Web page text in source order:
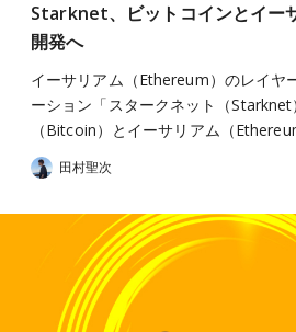
Starknet、ビットコインとイー
開発へ
イーサリアム（Ethereum）のレイヤ
ーション「スタークネット（
（Bitcoin）とイーサリアム（
田村聖次